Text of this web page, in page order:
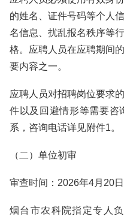
的姓名、证件号码等个人
名信息、扰乱报名秩序等
格。应聘人员在应聘期间
要内容之一。
应聘人员对招聘岗位要求
件以及回避情形等需要咨
系，咨询电话详见附件1。
（二）单位初审
审查时间：2026年4月20
烟台市农科院指定专人